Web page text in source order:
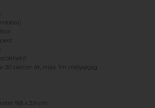
30 percen át, max. 1m mélységig
9,8 x 3,9 cm